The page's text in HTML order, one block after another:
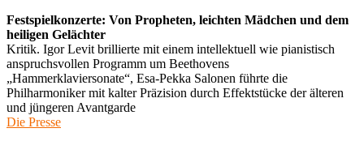
Festspielkonzerte: Von Propheten, leichten Mädchen und dem
heiligen Gelächter
Kritik. Igor Levit brillierte mit einem intellektuell wie pianistisch
anspruchsvollen Programm um Beethovens
„Hammerklaviersonate“, Esa-Pekka Salonen führte die
Philharmoniker mit kalter Präzision durch Effektstücke der älteren
und jüngeren Avantgarde
Die Presse